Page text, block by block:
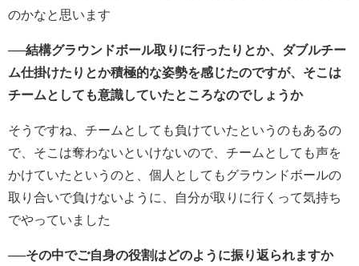
のかなと思います
──結構グラウンドボール取りに行ったりとか、ダブルチー
ム仕掛けたりとか積極的な姿勢を感じたのですが、そこは
チームとしても意識していたところなのでしょうか
そうですね、チームとしても負けていたというのもあるの
で、そこは奪わないといけないので、チームとしても声を
かけていたというのと、個人としてもグラウンドボールの
取り合いで負けないように、自分が取りに行くって気持ち
でやっていました
──その中でご自身の役割はどのように振り返られますか